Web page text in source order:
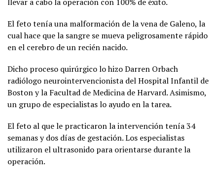
llevar a cabo la operación con 100% de éxito.
El feto tenía una malformación de la vena de Galeno, la
cual hace que la sangre se mueva peligrosamente rápido
en el cerebro de un recién nacido.
Dicho proceso quirúrgico lo hizo Darren Orbach
radiólogo neurointervencionista del Hospital Infantil de
Boston y la Facultad de Medicina de Harvard. Asimismo,
un grupo de especialistas lo ayudo en la tarea.
El feto al que le practicaron la intervención tenía 34
semanas y dos días de gestación. Los especialistas
utilizaron el ultrasonido para orientarse durante la
operación.